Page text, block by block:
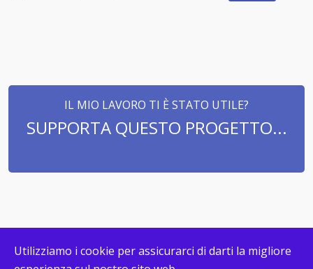
IL MIO LAVORO TI È STATO UTILE?
SUPPORTA QUESTO PROGETTO...
Utilizziamo i cookie per assicurarci di darti la migliore